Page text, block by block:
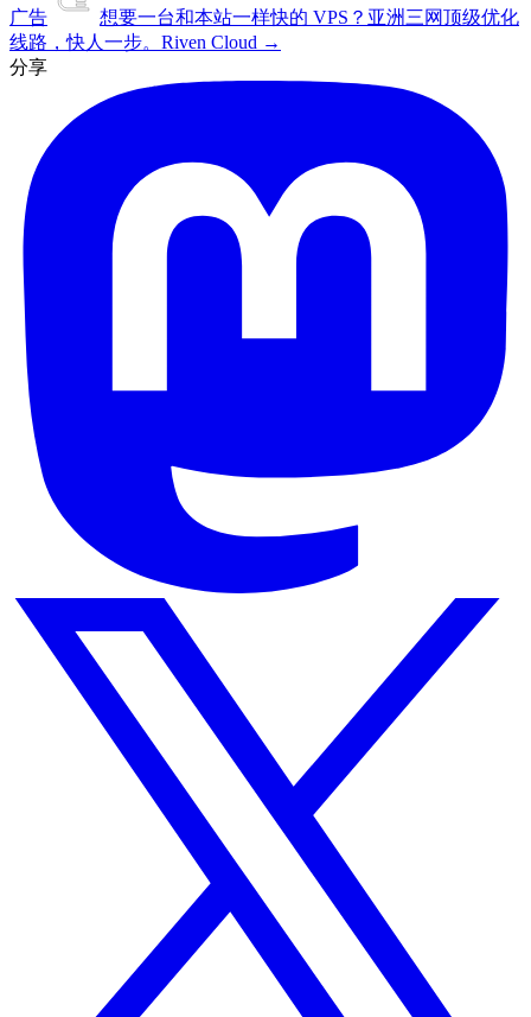
广告 想要一台和本站一样快的 VPS？ 亚洲三网顶级优化
线路，快人一步。 Riven Cloud →
分享